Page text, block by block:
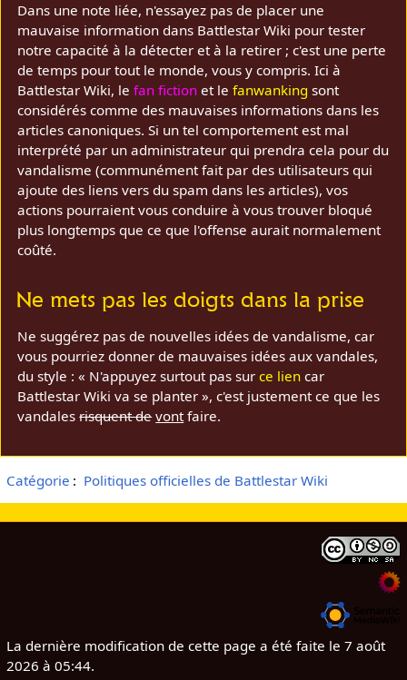
Dans une note liée, n'essayez pas de placer une
mauvaise information dans Battlestar Wiki pour tester
notre capacité à la détecter et à la retirer ; c'est une perte
de temps pour tout le monde, vous y compris. Ici à
Battlestar Wiki, lefan fiction et lefanwanking sont
considérés comme des mauvaises informations dans les
articles canoniques. Si un tel comportement est mal
interprété par un administrateur qui prendra cela pour du
vandalisme (communément fait par des utilisateurs qui
ajoute des liens vers du spam dans les articles), vos
actions pourraient vous conduire à vous trouver bloqué
plus longtemps que ce que l'offense aurait normalement
coûté.
Ne mets pas les doigts dans la prise
Ne suggérez pas de nouvelles idées de vandalisme, car
vous pourriez donner de mauvaises idées aux vandales,
du style : « N'appuyez surtout pas surce lien car
Battlestar Wiki va se planter », c'est justement ce que les
vandalesrisquent de vont faire.
Catégorie : Politiques officielles de Battlestar Wiki
La dernière modification de cette page a été faite le 7 août
2026 à 05:44.